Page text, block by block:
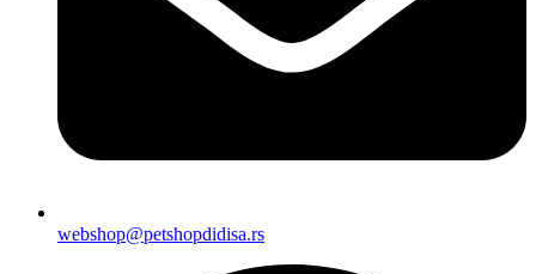
webshop@petshopdidisa.rs